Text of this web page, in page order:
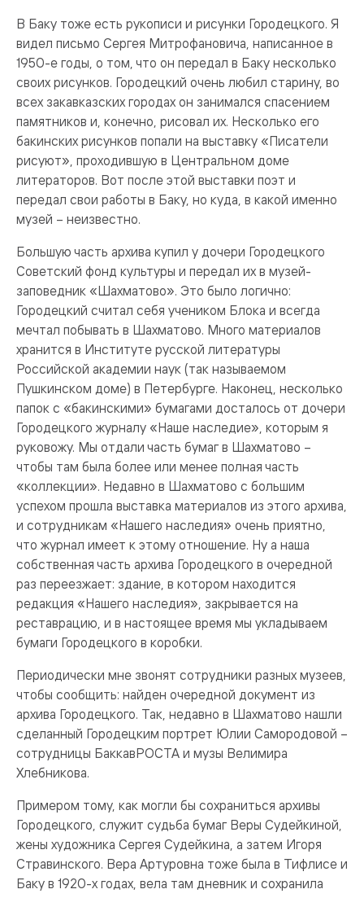
В Баку тоже есть рукописи и рисунки Городецкого. Я
видел письмо Сергея Митрофановича, написанное в
1950-е годы, о том, что он передал в Баку несколько
своих рисунков. Городецкий очень любил старину, во
всех закавказских городах он занимался спасением
памятников и, конечно, рисовал их. Несколько его
бакинских рисунков попали на выставку «Писатели
рисуют», проходившую в Центральном доме
литераторов. Вот после этой выставки поэт и
передал свои работы в Баку, но куда, в какой именно
музей – неизвестно.
Большую часть архива купил у дочери Городецкого
Советский фонд культуры и передал их в музей-
заповедник «Шахматово». Это было логично:
Городецкий считал себя учеником Блока и всегда
мечтал побывать в Шахматово. Много материалов
хранится в Институте русской литературы
Российской академии наук (так называемом
Пушкинском доме) в Петербурге. Наконец, несколько
папок с «бакинскими» бумагами досталось от дочери
Городецкого журналу «Наше наследие», которым я
руковожу. Мы отдали часть бумаг в Шахматово –
чтобы там была более или менее полная часть
«коллекции». Недавно в Шахматово с большим
успехом прошла выставка материалов из этого архива,
и сотрудникам «Нашего наследия» очень приятно,
что журнал имеет к этому отношение. Ну а наша
собственная часть архива Городецкого в очередной
раз переезжает: здание, в котором находится
редакция «Нашего наследия», закрывается на
реставрацию, и в настоящее время мы укладываем
бумаги Городецкого в коробки.
Периодически мне звонят сотрудники разных музеев,
чтобы сообщить: найден очередной документ из
архива Городецкого. Так, недавно в Шахматово нашли
сделанный Городецким портрет Юлии Самородовой –
сотрудницы БаккавРОСТА и музы Велимира
Хлебникова.
Примером тому, как могли бы сохраниться архивы
Городецкого, служит судьба бумаг Веры Судейкиной,
жены художника Сергея Судейкина, а затем Игоря
Стравинского. Вера Артуровна тоже была в Тифлисе и
Баку в 1920-х годах, вела там дневник и сохранила